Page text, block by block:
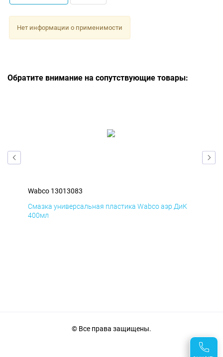
Нет информации о применимости
Обратите внимание на сопутствующие товары:
Wabco 13013083
Смазка универсальная пластика Wabco аэр ДиК
400мл
© Все права защищены.